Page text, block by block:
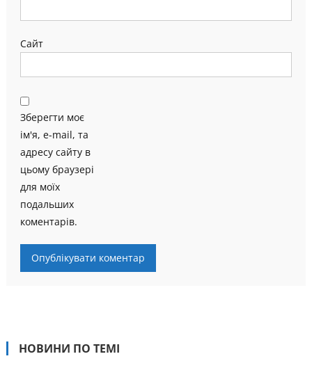
Сайт
Зберегти моє
ім'я, e-mail, та
адресу сайту в
цьому браузері
для моїх
подальших
коментарів.
НОВИНИ ПО ТЕМІ